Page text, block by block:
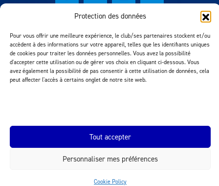
Protection des données
Pour vous offrir une meilleure expérience, le club/ses partenaires stockent et/ou
accèdent à des informations sur votre appareil, telles que les identifiants uniques
de cookies pour traiter les données personnelles. Vous avez la possibilité
d'accepter cette utilisation ou de gérer vos choix en cliquant ci-dessous. Vous
avez également la possibilité de pas consentir à cette utilisation de données, cela
peut affecter l'accès à certains onglet de notre site web.
Tout accepter
Personnaliser mes préférences
Cookie Policy
Réalisation MTM Agency